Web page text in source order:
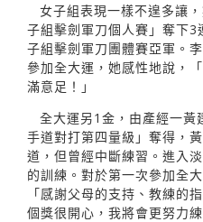
女子組表現一樣不遑多讓
子組擊劍軍刀個人賽」奪下
子組擊劍軍刀團體賽亞軍。
參加全大運，她感性地說，
滿意足！」
全大運另1金，由產經一黃
手道對打第四量級」奪得，
道，但曾經中斷練習。進入
的訓練。對於第一次參加全
「感謝父母的支持、教練的
個獎很開心，我將會更努力